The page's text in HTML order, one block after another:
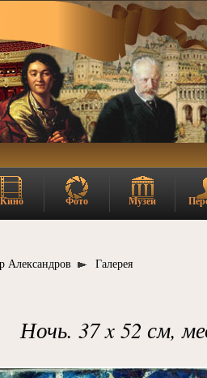
Кино Фото Музеи
Александров Галерея
Ночь. 37 x 52 см,